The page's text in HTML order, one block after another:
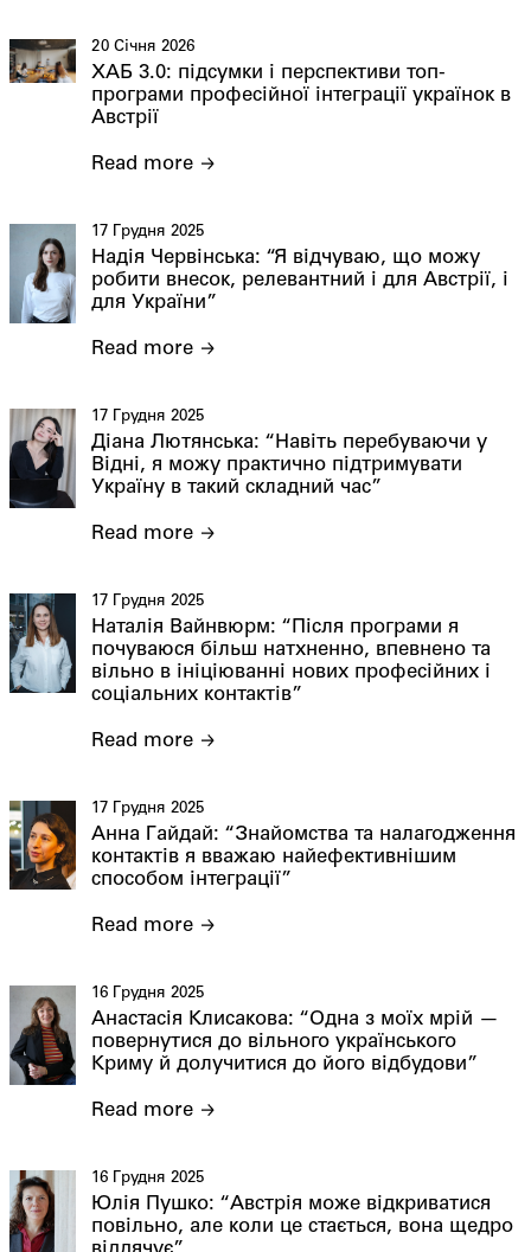
20 Січня 2026
ХАБ 3.0: підсумки і перспективи топ-
програми професійної інтеграції українок в
Австрії
Read more
17 Грудня 2025
Надія Червінська: “Я відчуваю, що можу
робити внесок, релевантний і для Австрії, і
для України”
Read more
17 Грудня 2025
Діана Лютянська: “Навіть перебуваючи у
Відні, я можу практично підтримувати
Україну в такий складний час”
Read more
17 Грудня 2025
Наталія Вайнвюрм: “Після програми я
почуваюся більш натхненно, впевнено та
вільно в ініціюванні нових професійних і
соціальних контактів”
Read more
17 Грудня 2025
Анна Гайдай: “Знайомства та налагодження
контактів я вважаю найефективнішим
способом інтеграції”
Read more
16 Грудня 2025
Анастасія Клисакова: “Одна з моїх мрій —
повернутися до вільного українського
Криму й долучитися до його відбудови”
Read more
16 Грудня 2025
Юлія Пушко: “Австрія може відкриватися
повільно, але коли це стається, вона щедро